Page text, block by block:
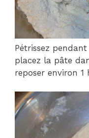
Pétrissez
placez la pâte
reposer environ 1